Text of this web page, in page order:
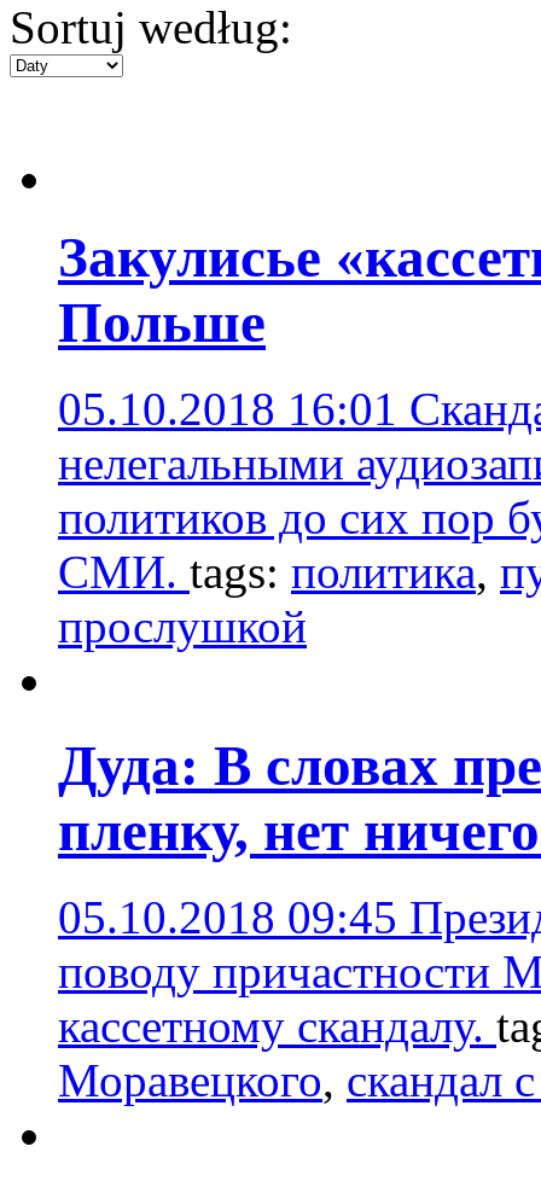
Sortuj według:
Закулисье
Польше
05.10.2018 16:01
нелегальными
политиков до сих пор
СМИ. tags: политика,
прослушкой
Дуда: В словах
пленку, нет
05.10.2018 09:45
поводу причастности
кассетному скандалу.
Моравецкого, скандал